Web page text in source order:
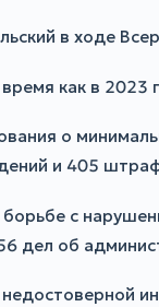
в ходе
как в
о
и 405
с
дел об